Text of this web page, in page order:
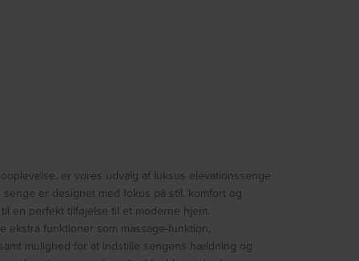
er vores udvalg af luksus elevationssenge
senge er designet med fokus på stil, komfort og
en perfekt tilføjelse til et moderne hjem.
ekstra funktioner som massage-funktion,
mulighed for at indstille sengens hældning og